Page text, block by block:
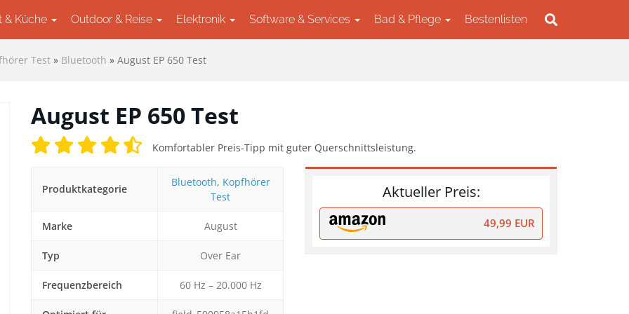
& Küche Outdoor & Reise Elektronik Software & Services Bad & Pflege Bestenlisten
Test » Bluetooth » August EP 650 Test
August EP 650 Test
Komfortabler Preis-Tipp mit guter Querschnittsleistung.
Aktueller Preis:
49,99 EUR
Produktkategorie
Bluetooth, Kopfhörer
Test
Marke August
Typ Over Ear
Frequenzbereich 60 Hz – 20.000 Hz